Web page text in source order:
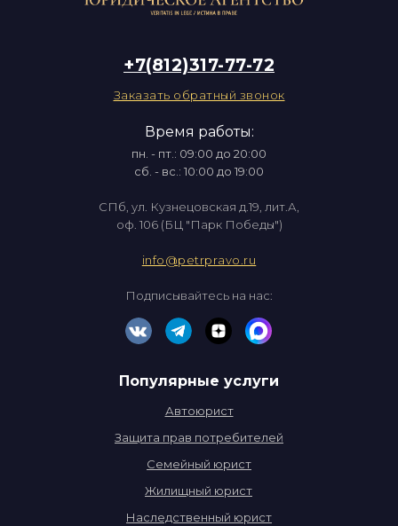
Популярные услуги
Автоюрист
Семейный юрист
Жилищный юрист
Защита прав потребителей
+7(812)317-77-72
Время работы:
сб. - вс.: 10:00 до 19:00
СПб, ул. Кузнецовская д.19, лит.А,
оф. 106 (БЦ "Парк Победы")
info@petrpravo.ru
пн. - пт.: 09:00 до 20:00
Заказать обратный звонок
Наследственный юрист
Подписывайтесь на нас: